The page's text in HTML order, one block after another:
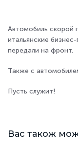
Автомобиль скорой
итальянские
передали на фронт.
Также с
Пусть служит!
Вас також